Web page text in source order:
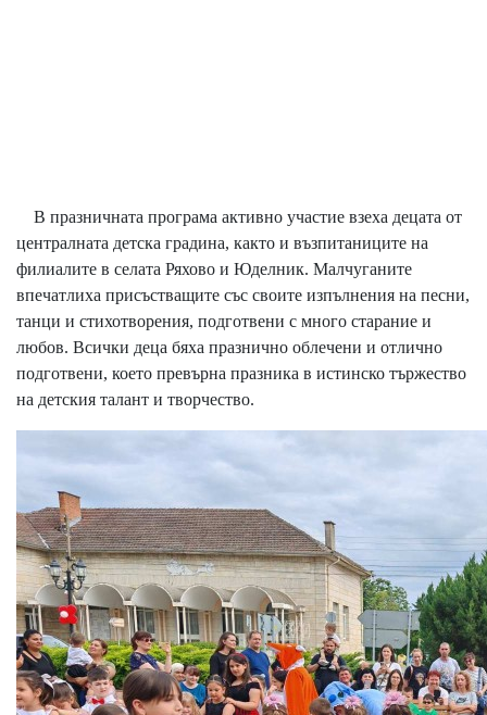
В празничната програма активно участие взеха децата от
централната детска градина, както и възпитаниците на
филиалите в селата Ряхово и Юделник. Малчуганите
впечатлиха присъстващите със своите изпълнения на песни,
танци и стихотворения, подготвени с много старание и
любов. Всички деца бяха празнично облечени и отлично
подготвени, което превърна празника в истинско тържество
на детския талант и творчество.